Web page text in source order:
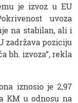
je izvoz u EU
uvoza
na stabilan, ali i
zadržava poziciju
bh. izvoza“, rekla
iznosio je 2,97
KM u odnosu na